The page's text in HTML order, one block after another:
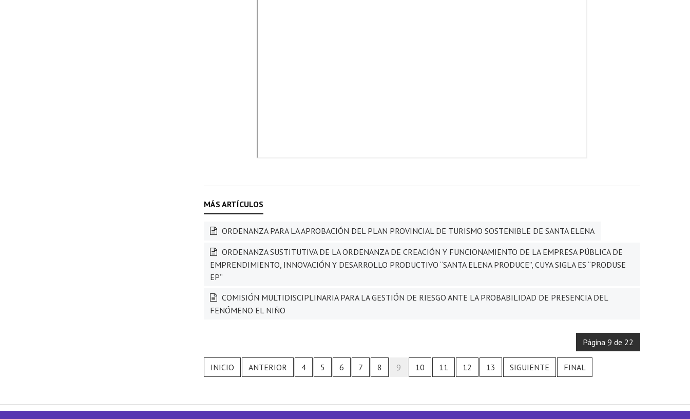
ORDENANZA PARA LA APROBACIÓN DEL PLAN PROVINCIAL DE TURISMO SOSTENIBLE DE SANTA ELENA
ORDENANZA SUSTITUTIVA DE LA ORDENANZA DE CREACIÓN Y FUNCIONAMIENTO DE LA EMPRESA PÚBLICA DE
EMPRENDIMIENTO, INNOVACIÓN Y DESARROLLO PRODUCTIVO “SANTA ELENA PRODUCE”, CUYA SIGLA ES “PRODUSE
EP”
COMISIÓN MULTIDISCIPLINARIA PARA LA GESTIÓN DE RIESGO ANTE LA PROBABILIDAD DE PRESENCIA DEL
FENÓMENO EL NIÑO
Página 9 de 22
INICIO ANTERIOR 4 5 6 7 8 9 10 11 12 13 SIGUIENTE FINAL